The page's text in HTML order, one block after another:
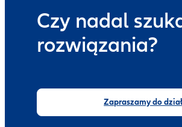
Czy nadal
rozwiązania?
Zapraszamy do